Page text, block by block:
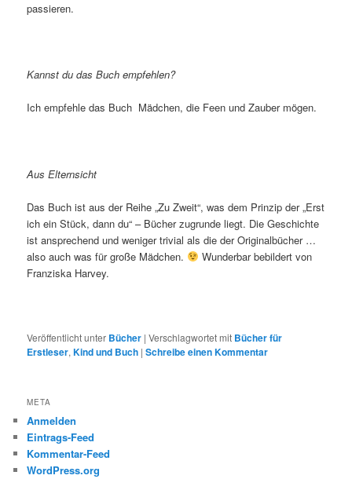
passieren.
Kannst du das Buch empfehlen?
Ich empfehle das Buch Mädchen, die Feen und Zauber mögen.
Aus Elternsicht
Das Buch ist aus der Reihe „Zu Zweit“, was dem Prinzip der „Erst
ich ein Stück, dann du“ – Bücher zugrunde liegt. Die Geschichte
ist ansprechend und weniger trivial als die der Originalbücher …
also auch was für große Mädchen.
Wunderbar bebildert von
Franziska Harvey.
Veröffentlicht unter Bücher |Verschlagwortet mit Bücher für
Erstleser,Kind und Buch |Schreibe einen Kommentar
META
Anmelden
Eintrags-Feed
Kommentar-Feed
WordPress.org